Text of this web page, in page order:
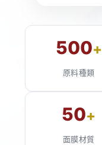
500+
原料種類
50+
面膜材質